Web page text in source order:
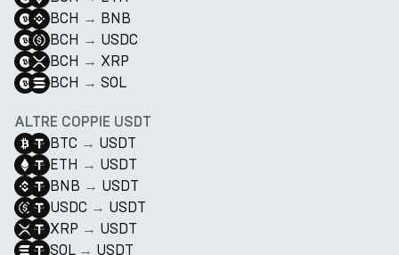
BCH → BNB
BCH → USDC
BCH → XRP
BCH → SOL
ALTRE COPPIE USDT
BTC → USDT
ETH → USDT
BNB → USDT
USDC → USDT
XRP → USDT
SOL → USDT